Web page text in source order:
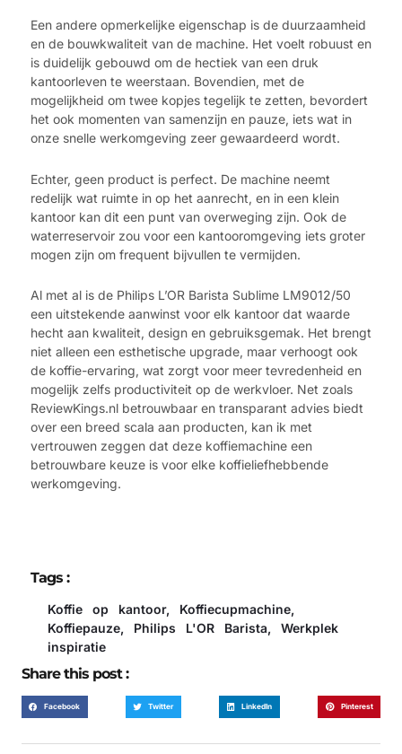
Een andere opmerkelijke eigenschap is de duurzaamheid
en de bouwkwaliteit van de machine. Het voelt robuust en
is duidelijk gebouwd om de hectiek van een druk
kantoorleven te weerstaan. Bovendien, met de
mogelijkheid om twee kopjes tegelijk te zetten, bevordert
het ook momenten van samenzijn en pauze, iets wat in
onze snelle werkomgeving zeer gewaardeerd wordt.
Echter, geen product is perfect. De machine neemt
redelijk wat ruimte in op het aanrecht, en in een klein
kantoor kan dit een punt van overweging zijn. Ook de
waterreservoir zou voor een kantooromgeving iets groter
mogen zijn om frequent bijvullen te vermijden.
Al met al is de Philips L’OR Barista Sublime LM9012/50
een uitstekende aanwinst voor elk kantoor dat waarde
hecht aan kwaliteit, design en gebruiksgemak. Het brengt
niet alleen een esthetische upgrade, maar verhoogt ook
de koffie-ervaring, wat zorgt voor meer tevredenheid en
mogelijk zelfs productiviteit op de werkvloer. Net zoals
ReviewKings.nl betrouwbaar en transparant advies biedt
over een breed scala aan producten, kan ik met
vertrouwen zeggen dat deze koffiemachine een
betrouwbare keuze is voor elke koffieliefhebbende
werkomgeving.
Koffie op kantoor, Koffiecupmachine,
Koffiepauze, Philips L'OR Barista, Werkplek
inspiratie
Tags :
Share this post :
Facebook Twitter LinkedIn Pinterest